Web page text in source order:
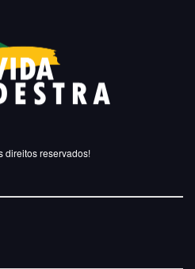
direitos reservados!